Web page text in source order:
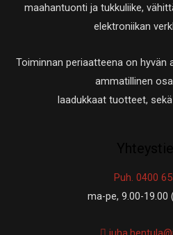
maahantuonti ja tukkuliike,
elektroniikan
Toiminnan periaatteena on hyvän
ammatillinen
laadukkaat tuotteet,
Puh. 0400
ma-pe, 9.00-19.00